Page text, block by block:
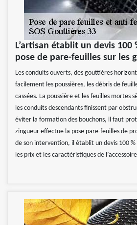
L’artisan établit un devis
pose de pare-feuilles sur les
Les conduits ouverts, des gouttières
facilement les poussières, les débris de
cassées. La poussière et les feuilles mortes
les conduits descendants finissent par
éviter la formation des bouchons, il faut
zingueur effectue la pose pare-feuilles de
de son intervention, il établit un devis 100
les prix et les caractéristiques de